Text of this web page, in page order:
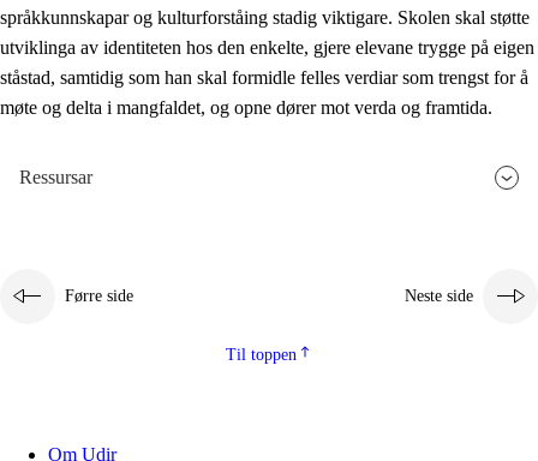
språkkunnskapar og kulturforståing stadig viktigare. Skolen skal støtte
utviklinga av identiteten hos den enkelte, gjere elevane trygge på eigen
ståstad, samtidig som han skal formidle felles verdiar som trengst for å
møte og delta i mangfaldet, og opne dører mot verda og framtida.
Ressursar
Førre side Neste side
Til toppen
Om Udir